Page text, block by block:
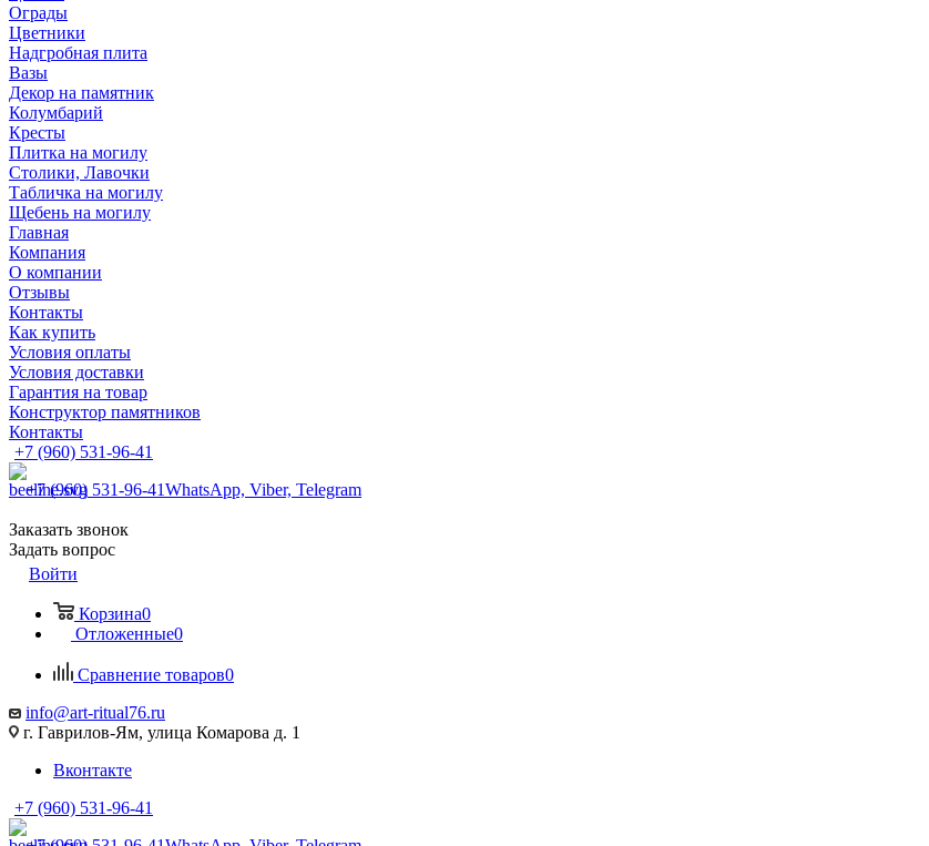
Ограды
Цветники
Надгробная плита
Вазы
Декор на памятник
Колумбарий
Кресты
Плитка на могилу
Столики, Лавочки
Табличка на могилу
Щебень на могилу
Главная
Компания
О компании
Отзывы
Контакты
Как купить
Условия оплаты
Условия доставки
Гарантия на товар
Конструктор памятников
Контакты
+7 (960) 531-96-41
+7 (960) 531-96-41WhatsApp, Viber, Telegram
Заказать звонок
Задать вопрос
Войти
Корзина0
Отложенные0
Сравнение товаров0
info@art-ritual76.ru
г. Гаврилов-Ям, улица Комарова д. 1
Вконтакте
+7 (960) 531-96-41